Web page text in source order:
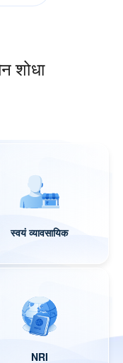
शोधा
स्वयं व्यावसायिक
NRI